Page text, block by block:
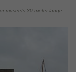
museets 30 meter lange